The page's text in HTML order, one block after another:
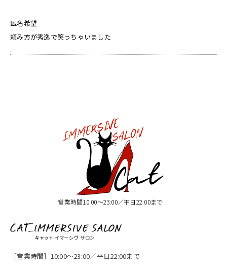
匿名希望
頼み方が秀逸で笑っちゃいました
営業時間10:00〜23:00／平日22:00まで
［営業時間］10:00〜23:00／平日22:00まで